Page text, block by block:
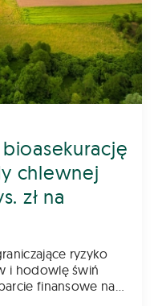
chlewnej
zł na
ryzyko
finansowe na